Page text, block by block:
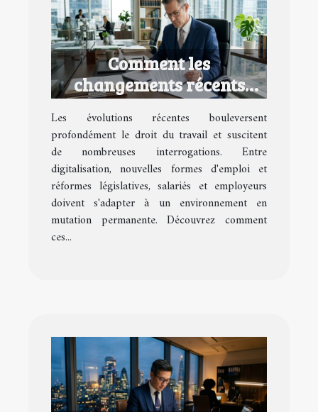
Comment les
changements récents
impactent-ils le droit du
travail ?
Les évolutions récentes bouleversent
profondément le droit du travail et suscitent
de nombreuses interrogations. Entre
digitalisation, nouvelles formes d'emploi et
réformes législatives, salariés et employeurs
doivent s'adapter à un environnement en
mutation permanente. Découvrez comment
ces...